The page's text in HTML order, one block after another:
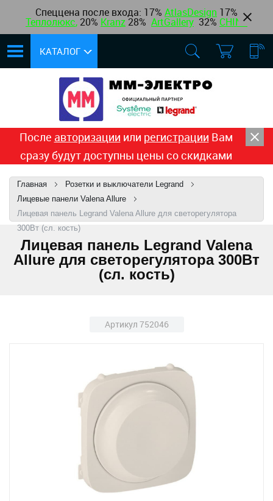
Спеццена после входа: 17% AtlasDesign 17%
Теплолюкс, 20% Kranz 28% ArtGallery 32% CHINT
КАТАЛОГ
После авторизации или регистрации Вам
сразу будут доступны цены со скидками
Главная
Розетки и выключатели Legrand
Лицевые панели Valena Allure
Лицевая панель Legrand Valena Allure для светорегулятора
300Вт (сл. кость)
Лицевая панель Legrand Valena
Allure для светорегулятора 300Вт
(сл. кость)
Артикул 752046